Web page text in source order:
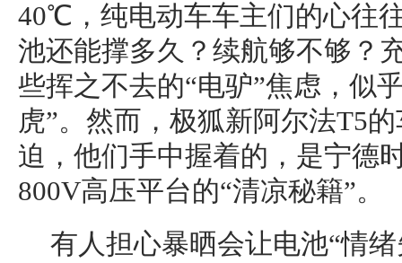
40℃，纯电动车车主们的心往
池还能撑多久？续航够不够？
些挥之不去的“电驴”焦虑，似
虎”。然而，极狐新阿尔法T5
迫，他们手中握着的，是宁德
800V高压平台的“清凉秘籍”。
有人担心暴晒会让电池“情